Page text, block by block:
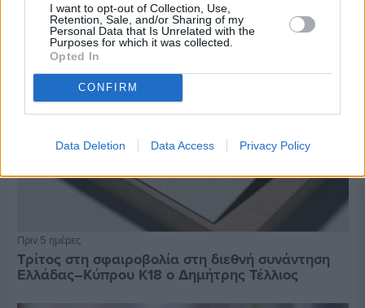
I want to opt-out of Collection, Use,
Retention, Sale, and/or Sharing of my
Personal Data that Is Unrelated with the
Purposes for which it was collected.
Opted In
CONFIRM
Data Deletion Data Access Privacy Policy
Πριν 5 ημέρες
Τρίτος στη σφαιροβολία στη διεθνή συνάντηση
Ελλάδας–Κύπρου Κ18 ο Δημήτρης Τέλλιος